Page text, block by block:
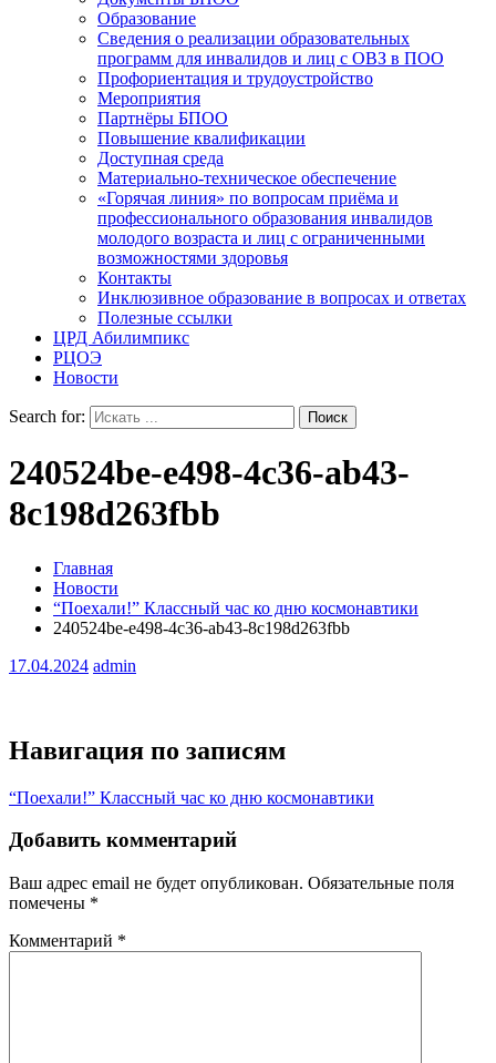
Образование
Сведения о реализации образовательных
программ для инвалидов и лиц с ОВЗ в ПОО
Профориентация и трудоустройство
Мероприятия
Партнёры БПОО
Повышение квалификации
Доступная среда
Материально-техническое обеспечение
«Горячая линия» по вопросам приёма и
профессионального образования инвалидов
молодого возраста и лиц с ограниченными
возможностями здоровья
Контакты
Инклюзивное образование в вопросах и ответах
Полезные ссылки
ЦРД Абилимпикс
РЦОЭ
Новости
Search for:
240524be-e498-4c36-ab43-
8c198d263fbb
Главная
Новости
“Поехали!” Классный час ко дню космонавтики
240524be-e498-4c36-ab43-8c198d263fbb
17.04.2024 admin
Навигация по записям
“Поехали!” Классный час ко дню космонавтики
Добавить комментарий
Ваш адрес email не будет опубликован. Обязательные поля
помечены *
Комментарий *